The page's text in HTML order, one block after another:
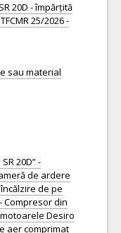
20D - împărțită
25/2026 -
sau material
20D” -
de ardere
de pe
Compresor din
Desiro
aer comprimat